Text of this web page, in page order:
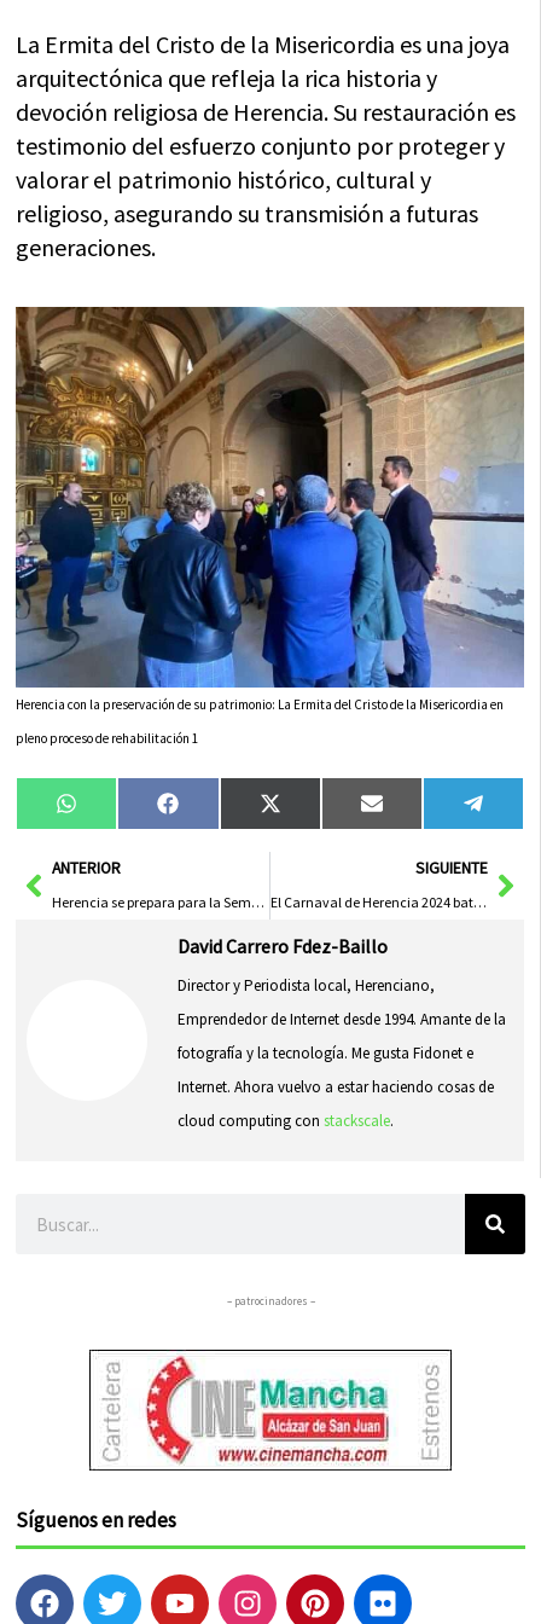
La Ermita del Cristo de la Misericordia es una joya
arquitectónica que refleja la rica historia y
devoción religiosa de Herencia. Su restauración es
testimonio del esfuerzo conjunto por proteger y
valorar el patrimonio histórico, cultural y
religioso, asegurando su transmisión a futuras
generaciones.
Herencia con la preservación de su patrimonio: La Ermita del Cristo de la Misericordia en
pleno proceso de rehabilitación 1
Compartir
en
WhatsAppCompartir
en
FacebookCompartir
en
X
(Twitter)
Compartir
en
Email
en
AntANTERIOR
Herencia se prepara para la Semana Santa 2024 con la presentación de su nuevo cartel
SIGUIENTE
El Carnaval de Herencia 2024 bate récords de asistencia, según el alcalde Sergio García-Navas
David Carrero Fdez-Baillo
Director y Periodista local, Herenciano,
Emprendedor de Internet desde 1994. Amante de la
fotografía y la tecnología. Me gusta Fidonet e
Internet. Ahora vuelvo a estar haciendo cosas de
cloud computing con stackscale.
– patrocinadores –
Síguenos en redes
F
a
T
w
Y
o
I
n
P
i
F
l